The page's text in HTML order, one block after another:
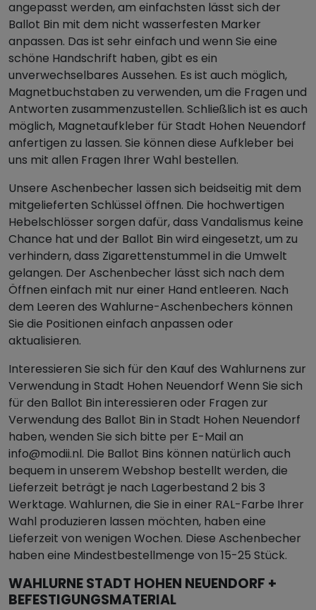
angepasst werden, am einfachsten lässt sich der
Ballot Bin mit dem nicht wasserfesten Marker
anpassen. Das ist sehr einfach und wenn Sie eine
schöne Handschrift haben, gibt es ein
unverwechselbares Aussehen. Es ist auch möglich,
Magnetbuchstaben zu verwenden, um die Fragen und
Antworten zusammenzustellen. Schließlich ist es auch
möglich, Magnetaufkleber für Stadt Hohen Neuendorf
anfertigen zu lassen. Sie können diese Aufkleber bei
uns mit allen Fragen Ihrer Wahl bestellen.
Unsere Aschenbecher lassen sich beidseitig mit dem
mitgelieferten Schlüssel öffnen. Die hochwertigen
Hebelschlösser sorgen dafür, dass Vandalismus keine
Chance hat und der Ballot Bin wird eingesetzt, um zu
verhindern, dass Zigarettenstummel in die Umwelt
gelangen. Der Aschenbecher lässt sich nach dem
Öffnen einfach mit nur einer Hand entleeren. Nach
dem Leeren des Wahlurne-Aschenbechers können
Sie die Positionen einfach anpassen oder
aktualisieren.
Interessieren Sie sich für den Kauf des Wahlurnens zur
Verwendung in Stadt Hohen Neuendorf Wenn Sie sich
für den Ballot Bin interessieren oder Fragen zur
Verwendung des Ballot Bin in Stadt Hohen Neuendorf
haben, wenden Sie sich bitte per E-Mail an
info@modii.nl. Die Ballot Bins können natürlich auch
bequem in unserem Webshop bestellt werden, die
Lieferzeit beträgt je nach Lagerbestand 2 bis 3
Werktage. Wahlurnen, die Sie in einer RAL-Farbe Ihrer
Wahl produzieren lassen möchten, haben eine
Lieferzeit von wenigen Wochen. Diese Aschenbecher
haben eine Mindestbestellmenge von 15-25 Stück.
WAHLURNE STADT HOHEN NEUENDORF +
BEFESTIGUNGSMATERIAL